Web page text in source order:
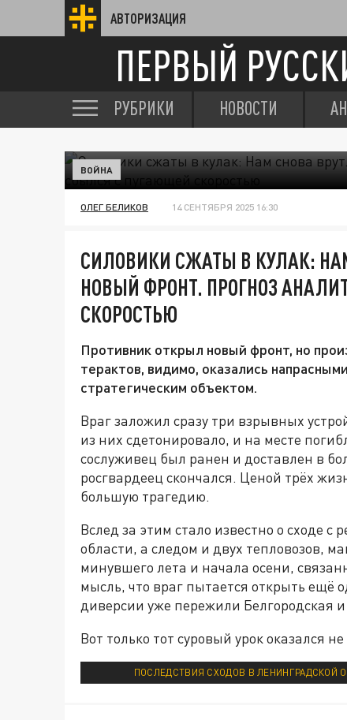
АВТОРИЗАЦИЯ
ПЕРВЫЙ
РУБРИКИ НОВОСТИ
ВОЙНА
ОЛЕГ БЕЛИКОВ 14 СЕНТЯБРЯ 2025 16:30
СИЛОВИКИ СЖАТЫ В КУЛАК:
НОВЫЙ ФРОНТ. ПРОГНОЗ
СКОРОСТЬЮ
Противник открыл новый фронт, но
терактов, видимо, оказались
стратегическим объектом.
Враг заложил сразу три взрывных
из них сдетонировало, и на месте
сослуживец был ранен и доставлен в
росгвардеец скончался. Ценой трёх
большую трагедию.
Вслед за этим стало известно о сходе с
области, а следом и двух тепловозов,
минувшего лета и начала осени,
мысль, что враг пытается открыть ещё
диверсии уже пережили Белгородская и
Вот только тот суровый урок оказался не
ПОСЛЕДСТВИЯ СХОДОВ В ЛЕНИНГРАДСКОЙ